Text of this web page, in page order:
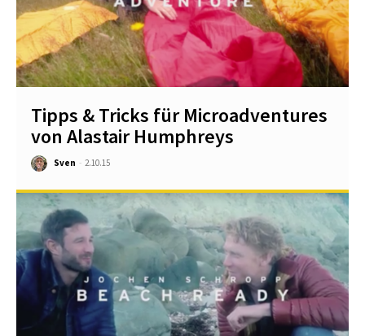
Tipps & Tricks für Microadventures
von Alastair Humphreys
Sven - 2.10.15